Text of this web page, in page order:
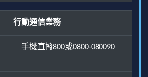
行動通信業務
手機直撥800或0800-080090